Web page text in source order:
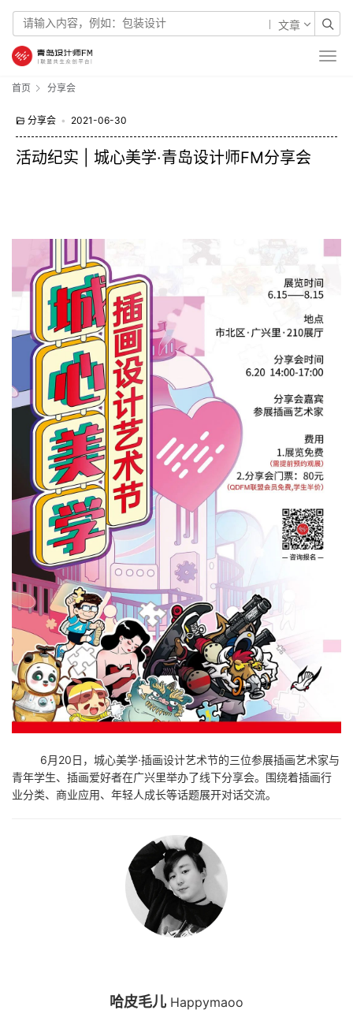
文章
首页 分享会
分享会 • 2021-06-30
活动纪实 | 城心美学·青岛设计师FM分享会
6月20日，城心美学·插画设计艺术节的三位参展插画艺术家与
青年学生、插画爱好者在广兴里举办了线下分享会。围绕着插画行
业分类、商业应用、年轻人成长等话题展开对话交流。
哈皮毛儿 Happymaoo